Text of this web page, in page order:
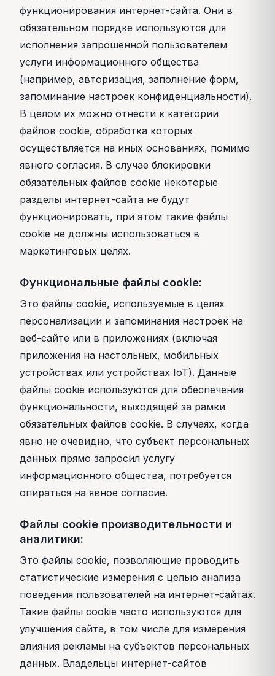
функционирования интернет-сайта. Они в
обязательном порядке используются для
исполнения запрошенной пользователем
услуги информационного общества
(например, авторизация, заполнение форм,
запоминание настроек конфиденциальности).
В целом их можно отнести к категории
файлов cookie, обработка которых
осуществляется на иных основаниях, помимо
явного согласия. В случае блокировки
обязательных файлов cookie некоторые
разделы интернет-сайта не будут
функционировать, при этом такие файлы
cookie не должны использоваться в
маркетинговых целях.
Функциональные файлы cookie:
Это файлы cookie, используемые в целях
персонализации и запоминания настроек на
веб-сайте или в приложениях (включая
приложения на настольных, мобильных
устройствах или устройствах IoT). Данные
файлы cookie используются для обеспечения
функциональности, выходящей за рамки
обязательных файлов cookie. В случаях, когда
явно не очевидно, что субъект персональных
данных прямо запросил услугу
информационного общества, потребуется
опираться на явное согласие.
Файлы cookie производительности и
аналитики:
Это файлы cookie, позволяющие проводить
статистические измерения с целью анализа
поведения пользователей на интернет-сайтах.
Такие файлы cookie часто используются для
улучшения сайта, в том числе для измерения
влияния рекламы на субъектов персональных
данных. Владельцы интернет-сайтов